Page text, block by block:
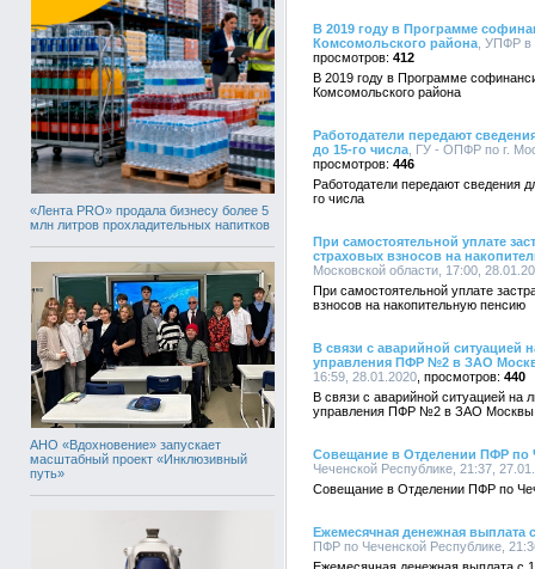
«Лента PRO» продала бизнесу более 5
млн литров прохладительных напитков
АНО «Вдохновение» запускает
масштабный проект «Инклюзивный
путь»
В 2019 году в Программе
Комсомольского района , УПФР
412
В 2019 году в Программе
Комсомольского района
Работодатели передают
до 15-го числа , ГУ - ОПФР по г.
446
Работодатели передают сведения
го числа
При самостоятельной уплате
страховых взносов на
Московской области, 17:00,
При самостоятельной уплате
взносов на накопительную пенсию
В связи с аварийной ситуацией
управления ПФР №2 в ЗАО
16:59, 28.01.2020
440
В связи с аварийной ситуацией на
управления ПФР №2 в ЗАО Москвы
Совещание в Отделении ПФР по
Чеченской Республике, 21:37,
Совещание в Отделении ПФР по
Ежемесячная денежная выплата
ПФР по Чеченской Республике,